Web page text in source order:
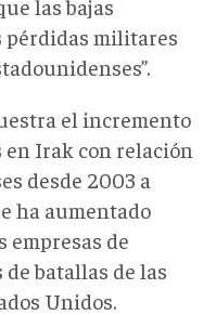
las bajas
pérdidas militares
el incremento
en Irak con relación
desde 2003 a
ha aumentado
empresas de
batallas de las
Unidos.